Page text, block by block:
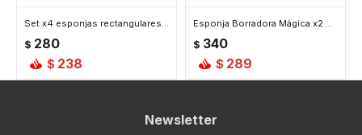
Set x4 esponjas rectangulares Sponge Daddy combinadas
$ 280
$ 238
Esponja Borradora Mágica x2 Eraser Mommy de Scrub Daddy
$ 340
$ 289
Newsletter